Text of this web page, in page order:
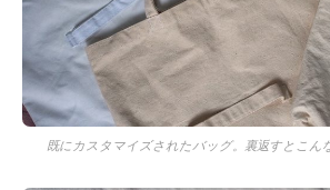
既にカスタマイズされたバッグ。裏返すとこん